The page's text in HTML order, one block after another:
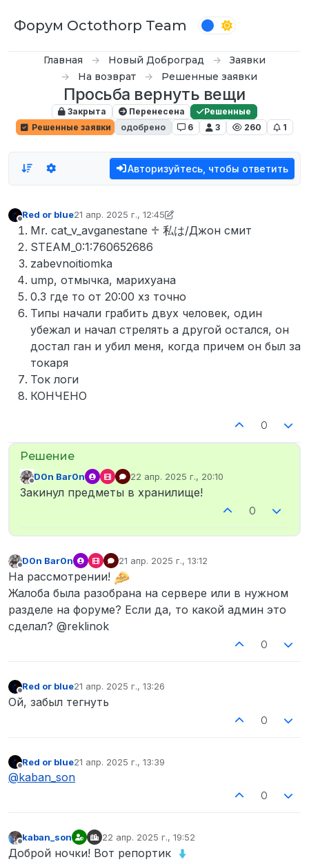
Форум Octothorp Team
Главная Новый Доброград
Заявки
На возврат
Решенные заявки
Просьба вернуть вещи
Закрыта Перенесена
Решенные
Решенные заявки
одобрено 6 3 260 1
Авторизуйтесь, чтобы ответить
Не в сети
Red or blue21 апр. 2025 г., 12:45
отредактировано D0n Bar0n
Mr. cat_v_avganestane ♱ 私は/Джон смит
STEAM_0:1:760652686
zabevnoitiomka
ump, отмычка, марихуана
0.3 где то от 20:00 хз точно
Типы начали грабить двух человек, один
убежал и начал стрелять а другой остался, он
достал ган и убил меня, когда причем он был за
токаря
Ток логи
КОНЧЕНО
0
Не в сети
D0n Bar0n 22 апр. 2025 г., 20:10
отредактировано
Закинул предметы в хранилище!
0
D0n Bar0n 21 апр. 2025 г., 13:12
отредактировано
На рассмотрении!
Жалоба была разобрана на сервере или в нужном
разделе на форуме? Если да, то какой админ это
сделал? @reklinok
0
Не в сети
Red or blue21 апр. 2025 г., 13:26
отредактировано
Ой, забыл тегнуть
0
Не в сети
Red or blue21 апр. 2025 г., 13:39
отредактировано
@kaban_son
0
Не в сети
kaban_son 22 апр. 2025 г., 19:52
отредактировано
Доброй ночки! Вот репортик